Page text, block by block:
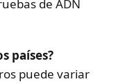
de ADN
países?
puede variar